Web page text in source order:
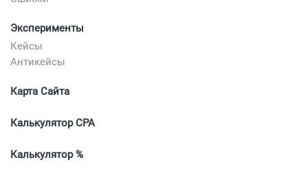
Эксперименты
Кейсы
Антикейсы
Карта Сайта
Калькулятор CPA
Калькулятор %